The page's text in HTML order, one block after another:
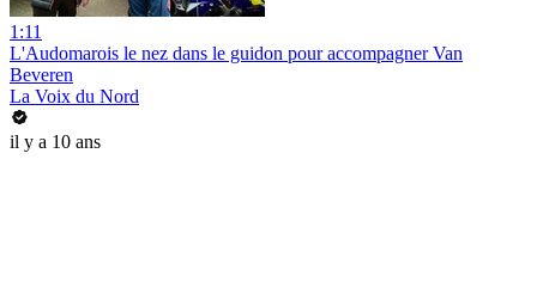
1:11
L'Audomarois le nez dans le guidon pour accompagner Van
Beveren
La Voix du Nord
il y a 10 ans